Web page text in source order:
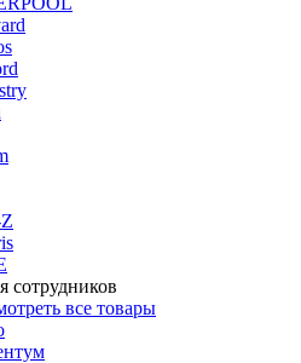
сотрудников
все товары